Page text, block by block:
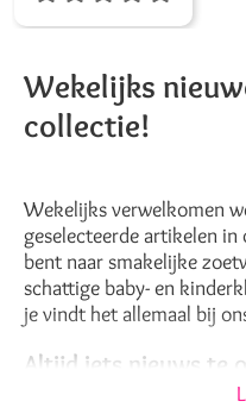
het is pas écht feest als
Wekelijks
collectie!
Wekelijks verwelkomen
geselecteerde artikelen
bent naar smakelijke
schattige baby- en
je vindt het allemaal bij
Altijd iets nieuws te